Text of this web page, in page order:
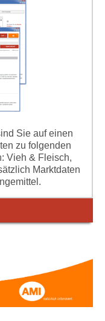
Sie auf einen
zu folgenden
Vieh & Fleisch,
Marktdaten